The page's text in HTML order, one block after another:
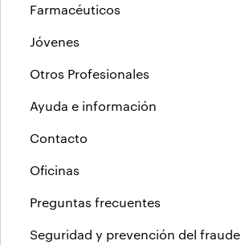
Farmacéuticos
Jóvenes
Otros Profesionales
Ayuda e información
Contacto
Oficinas
Preguntas frecuentes
Seguridad y prevención del fraude